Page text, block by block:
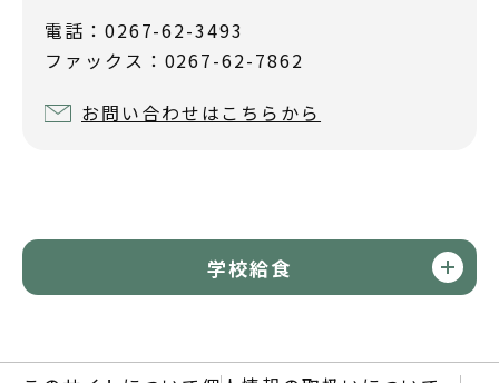
電話：0267-62-3493
ファックス：0267-62-7862
お問い合わせはこちらから
学校給食